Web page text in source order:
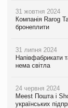
31 жовтня 2024
Компанія Rarog
бронеплити
31 липня 2024
Напівфабрикати
нема світла
24 червня 2024
Meest Пошта і
українських